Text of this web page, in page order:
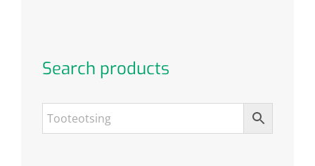
Search products